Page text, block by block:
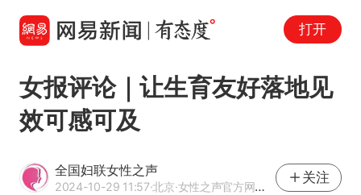
打开
女报评论｜让生育友好落地见
效可感可及
全国妇联女性之声
2024-10-29 11:57·北京·女性之声官方网易号
关注